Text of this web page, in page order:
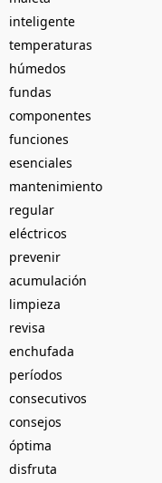
inteligente
temperaturas
húmedos
fundas
componentes
funciones
esenciales
mantenimiento
regular
eléctricos
prevenir
acumulación
limpieza
revisa
enchufada
períodos
consecutivos
consejos
óptima
disfruta